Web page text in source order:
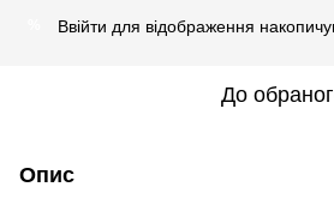
Ввійти для відображення
До
Опис